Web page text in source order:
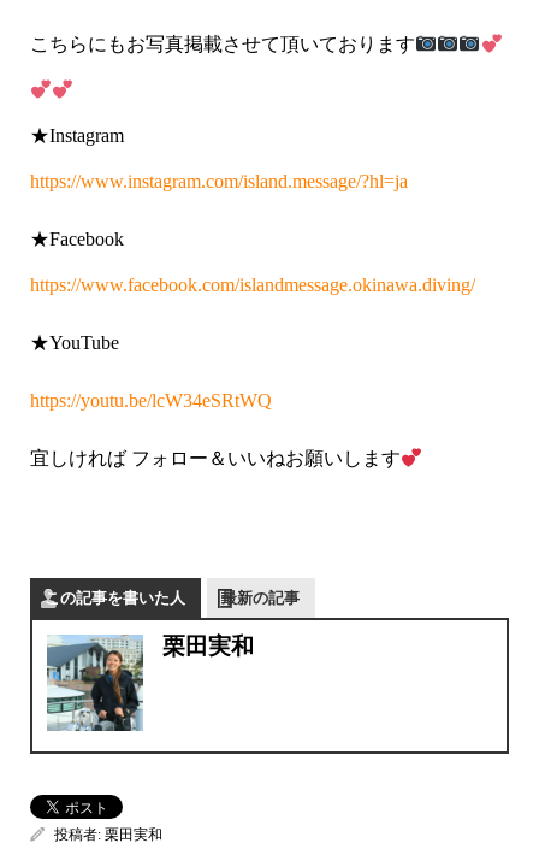
こちらにもお写真掲載させて頂いております
★Instagram
https://www.instagram.com/island.message/?hl=ja
★Facebook
https://www.facebook.com/islandmessage.okinawa.diving/
★YouTube
https://youtu.be/lcW34eSRtWQ
宜しければ フォロー＆いいねお願いします
この記事を書いた人 最新の記事
栗田実和
投稿者: 栗田実和